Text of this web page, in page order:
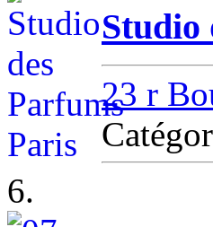
Studio
23 r
6.